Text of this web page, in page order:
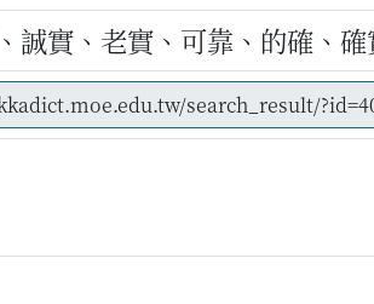
誠實、老實、可靠、的確、